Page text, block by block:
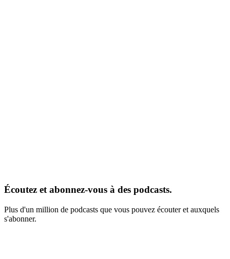
Écoutez et abonnez-vous à des podcasts.
Plus d'un million de podcasts que vous pouvez écouter et auxquels
s'abonner.